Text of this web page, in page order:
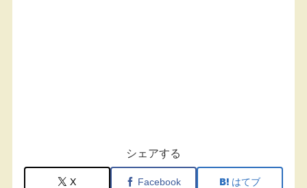
シェアする
X Facebook はてブ